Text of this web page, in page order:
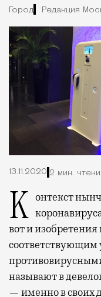
Город Редакция
13.11.2020 2 мин.
Контекст нынче сильно смещен в тему
вот и
соответствующим
называют в
— именно в своих